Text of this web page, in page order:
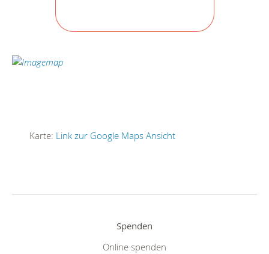
Karte: Link zur Google Maps Ansicht
Spenden
Online spenden